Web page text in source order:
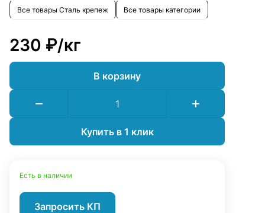
Все товары Сталь крепеж Все товары категории
230 ₽/кг
В корзину
Купить в 1 клик
Есть в наличии
Запросить КП